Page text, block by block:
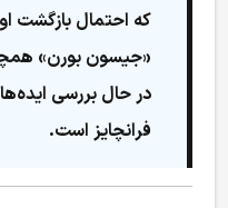
که احتمال بازگشت
«جیسون بورن»
در حال بررسی
فرانچایز است.